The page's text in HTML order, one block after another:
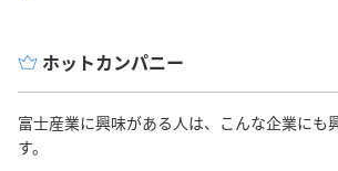
ホットカンパニー
富士産業に興味がある人は、こんな企業にも
す。